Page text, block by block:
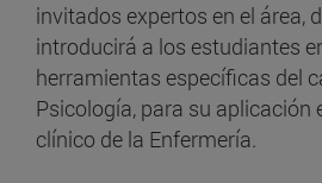
invitados expertos en el área,
introducirá a los estudiantes
herramientas específicas del
Psicología, para su aplicación
clínico de la Enfermería.